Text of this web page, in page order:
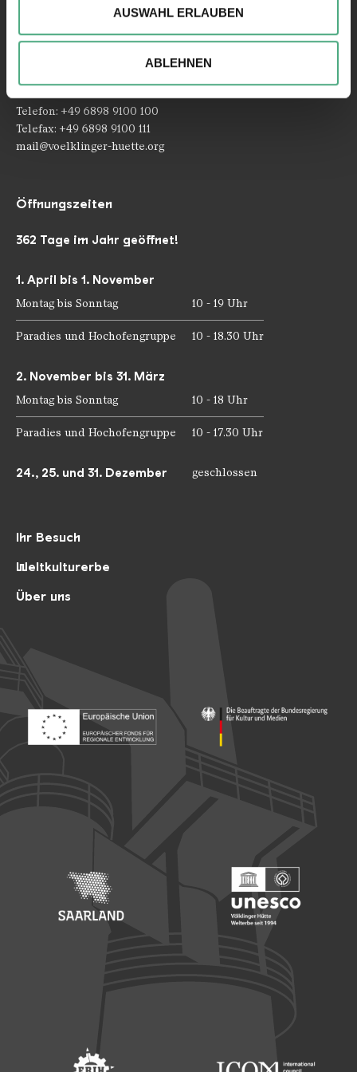
analysieren. Außerdem geben wir ggfs. Informationen zu
Ihrer Verwendung unserer Website an unsere Partner für
Partner führen diese Informationen möglicherweise mit
weiteren Daten zusammen, die Sie ihnen bereitgestellt
haben oder die sie im Rahmen Ihrer Nutzung der Dienste
gesammelt haben.
AUSWAHL ERLAUBEN
ABLEHNEN
Kontakt
Telefon: +49 6898 9100 100
Telefax: +49 6898 9100 111
mail@voelklinger-huette.org
Ihr Besuch
Weltkulturerbe
Über uns
Öffnungszeiten
362 Tage im Jahr geöffnet!
1. April bis 1. November
Montag bis Sonntag 10 - 19 Uhr
Paradies und Hochofengruppe 10 - 18.30 Uhr
2. November bis 31. März
Montag bis Sonntag 10 - 18 Uhr
Paradies und Hochofengruppe 10 - 17.30 Uhr
24., 25. und 31. Dezember geschlossen